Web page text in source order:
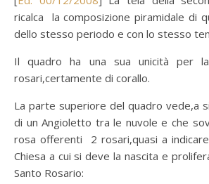
ricalca la composizione piramidale di
dello stesso periodo e con lo stesso
Il quadro ha una sua unicità per
rosari,certamente di corallo.
La parte superiore del quadro vede,a
di un Angioletto tra le nuvole e che
rosa offerenti 2 rosari,quasi a
Chiesa a cui si deve la nascita e
Santo Rosario: